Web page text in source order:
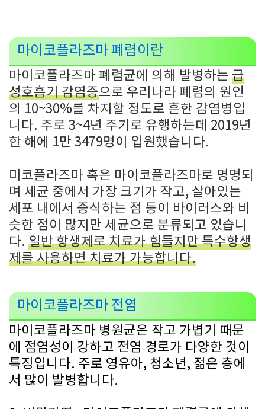
마이코플라즈마 폐렴이란
마이코플라즈마 폐렴균에 의해 발병하는 급
성호흡기 감염증으로 우리나라 폐렴의 원인
의 10~30%를 차지할 정도로 흔한 감염병입
니다. 주로 3~4년 주기로 유행하는데 2019년
한 해에 1만 3479명이 입원했습니다.
미코플라즈마 혹은 마이코플라즈마로 명명되
며 세균 중에서 가장 크기가 작고, 살아있는
세포 내에서 증식하는 점 등이 바이러스와 비
슷한 점이 많지만 세균으로 분류되고 있습니
다. 일반 항생제로 치료가 힘들지만 특수항생
제를 사용하면 치료가 가능합니다.
마이코플라즈마 전염
마이코플라즈마 병원균은 작고 가볍기 때문
에 점염성이 강하고 전염 경로가 다양한 것이
특징입니다. 주로 영유아, 청소년, 젊은 층에
서 많이 발병합니다.